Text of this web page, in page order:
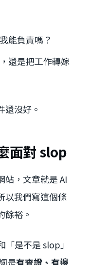
能負責嗎？
還是把工作轉嫁
還沒好。
面對 slop
站，文章就是 AI
我們寫這個條
餘裕。
是不是 slop」
是有查證、有邊